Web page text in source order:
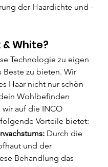
der Haardichte und -
White?
Technologie zu eigen
Beste zu bieten. Wir
Haar nicht nur schön
Wohlbefinden
auf die INCO
Vorteile bietet:
Durch die
und der
Behandlung das